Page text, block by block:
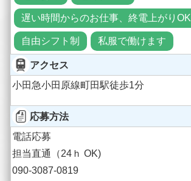
遅い時間からのお仕事、終電上がりOK
自由シフト制 私服で働けます
アクセス
小田急小田原線町田駅徒歩1分
応募方法
電話応募
担当直通（24ｈ OK)
090-3087-0819